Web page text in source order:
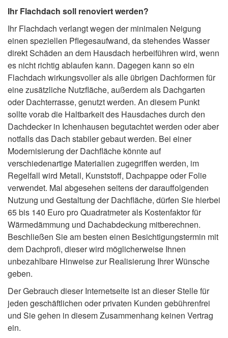
Ihr Flachdach soll renoviert werden?
Ihr Flachdach verlangt wegen der minimalen Neigung
einen speziellen Pflegesaufwand, da stehendes Wasser
direkt Schäden an dem Hausdach herbeiführen wird, wenn
es nicht richtig ablaufen kann. Dagegen kann so ein
Flachdach wirkungsvoller als alle übrigen Dachformen für
eine zusätzliche Nutzfläche, außerdem als Dachgarten
oder Dachterrasse, genutzt werden. An diesem Punkt
sollte vorab die Haltbarkeit des Hausdaches durch den
Dachdecker in Ichenhausen begutachtet werden oder aber
notfalls das Dach stabiler gebaut werden. Bei einer
Modernisierung der Dachfläche könnte auf
verschiedenartige Materialien zugegriffen werden, im
Regelfall wird Metall, Kunststoff, Dachpappe oder Folie
verwendet. Mal abgesehen seitens der darauffolgenden
Nutzung und Gestaltung der Dachfläche, dürfen Sie hierbei
65 bis 140 Euro pro Quadratmeter als Kostenfaktor für
Wärmedämmung und Dachabdeckung mitberechnen.
Beschließen Sie am besten einen Besichtigungstermin mit
dem Dachprofi, dieser wird möglicherweise Ihnen
unbezahlbare Hinweise zur Realisierung Ihrer Wünsche
geben.
Der Gebrauch dieser Internetseite ist an dieser Stelle für
jeden geschäftlichen oder privaten Kunden gebührenfrei
und Sie gehen in diesem Zusammenhang keinen Vertrag
ein.